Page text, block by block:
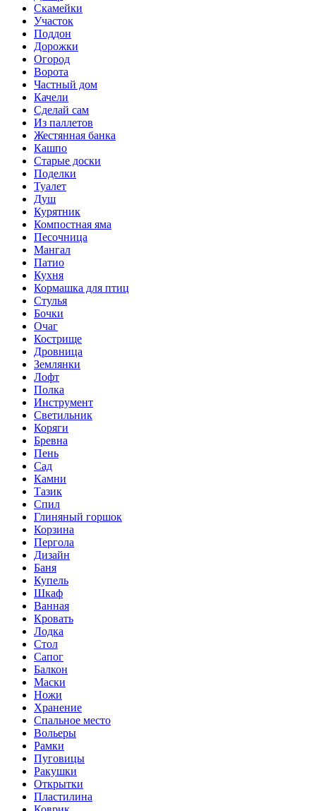
Скамейки
Участок
Поддон
Дорожки
Огород
Ворота
Частный дом
Качели
Сделай сам
Из паллетов
Жестянная банка
Кашпо
Старые доски
Поделки
Туалет
Душ
Курятник
Компостная яма
Песочница
Мангал
Патио
Кухня
Кормашка для птиц
Стулья
Бочки
Очаг
Кострище
Дровница
Землянки
Лофт
Полка
Инструмент
Светильник
Коряги
Бревна
Пень
Сад
Камни
Тазик
Спил
Глиняный горшок
Корзина
Пергола
Дизайн
Баня
Купель
Шкаф
Ванная
Кровать
Лодка
Стол
Сапог
Балкон
Маски
Ножи
Хранение
Спальное место
Вольеры
Рамки
Пуговицы
Ракушки
Открытки
Пластилина